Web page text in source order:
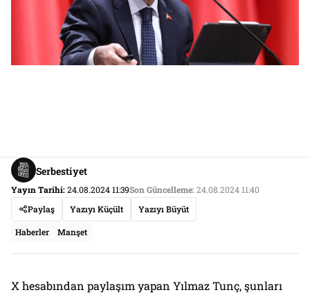
Serbestiyet
Yayın Tarihi:24.08.2024 11:39Son Güncelleme:24.08.2024 11:40
Paylaş
Yazıyı Küçült Yazıyı Büyüt
Haberler Manşet
X hesabından paylaşım yapan Yılmaz Tunç, şunları